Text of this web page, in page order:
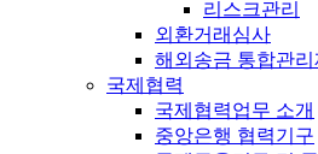
리스크관리
외환거래심사
해외송금 통합관리
국제협력
국제협력업무 소개
중앙은행 협력기구